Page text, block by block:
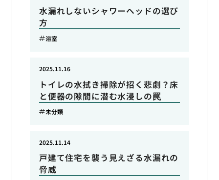
水漏れしないシャワーヘッドの選び
方
浴室
トイレの水拭き掃除が招く悲劇？床
と便器の隙間に潜む水浸しの罠
2025.11.16
未分類
戸建て住宅を襲う見えざる水漏れの
脅威
2025.11.14